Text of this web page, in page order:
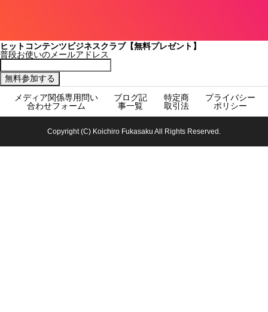
ヒットコンテンツビジネスクラブ【無料プレゼント】
普段お使いのメールアドレス
メディア関係専用問い
合わせフォーム
ブログ記
事一覧
特定商
取引法
プライバシー
ポリシー
Copyright (C) Koichiro Fukasaku All Rights Reserved.